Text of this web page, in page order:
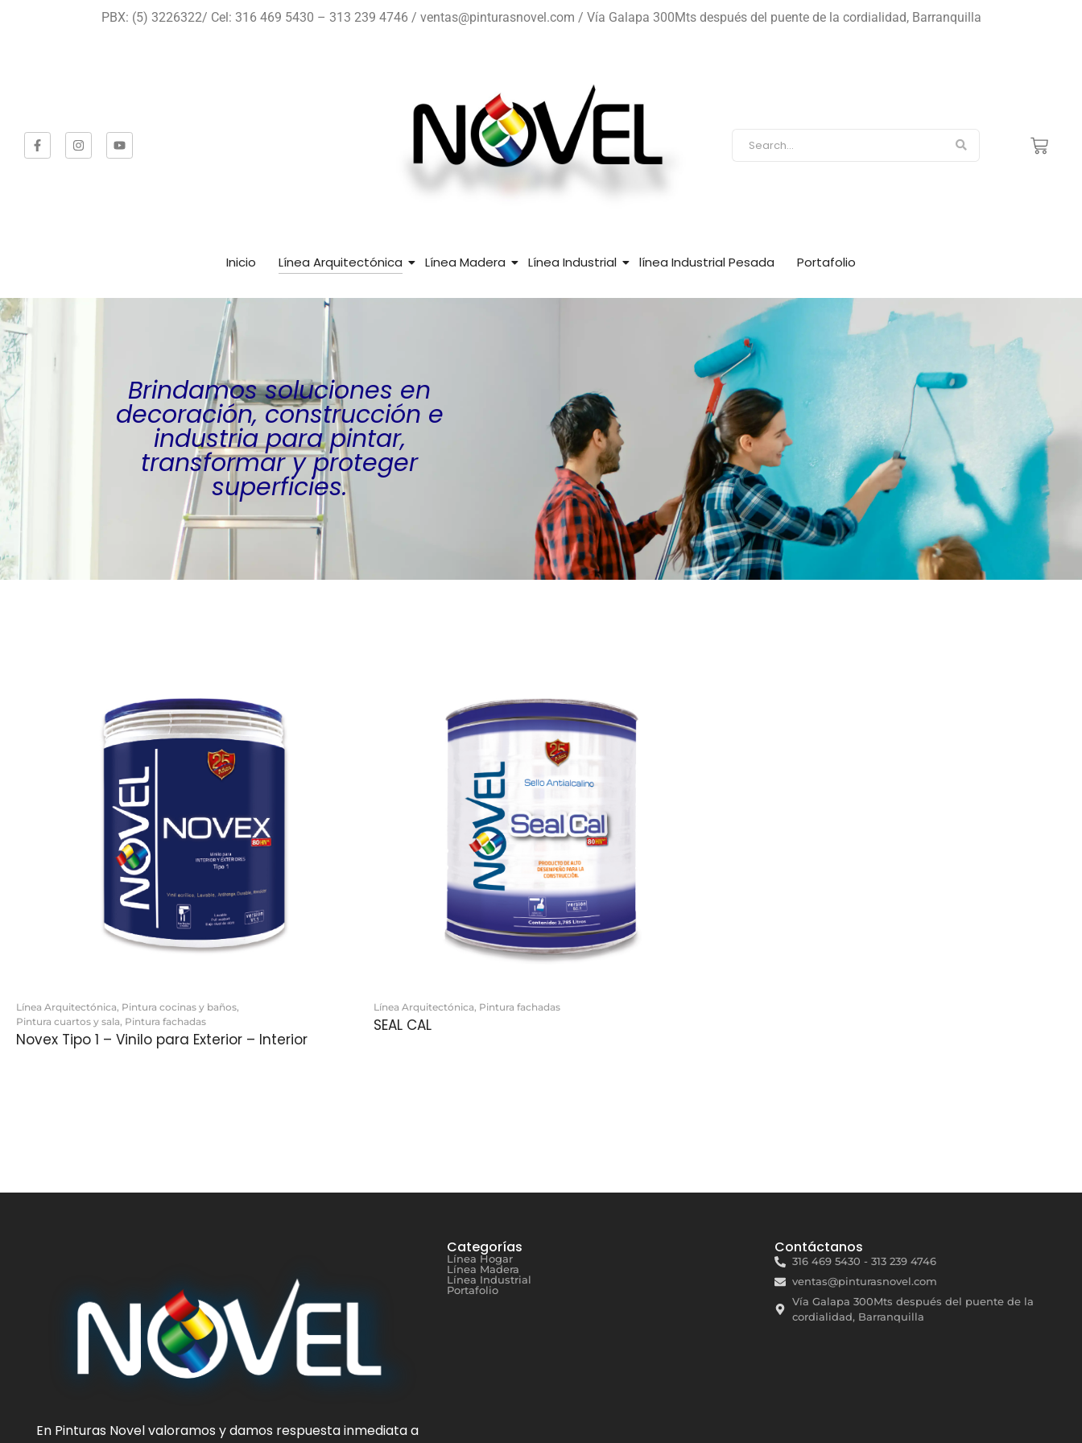
PBX: (5) 3226322/ Cel: 316 469 5430 – 313 239 4746 / ventas@pinturasnovel.com / Vía Galapa 300Mts después del puente de la cordialidad, Barranquilla
Inicio Línea Arquitectónica Línea Madera Línea Industrial línea Industrial Pesada Portafolio
Brindamos soluciones en
decoración, construcción e
industria para pintar,
transformar y proteger
superficies.
Línea Arquitectónica, Pintura cocinas y baños,
Pintura cuartos y sala, Pintura fachadas
Novex Tipo 1 – Vinilo para Exterior – Interior
Línea Arquitectónica, Pintura fachadas
SEAL CAL
En Pinturas Novelvaloramos y damos respuesta inmediata a
Categorías
Línea Hogar
Línea Madera
Línea Industrial
Portafolio
Contáctanos
316 469 5430 - 313 239 4746
ventas@pinturasnovel.com
Vía Galapa 300Mts después del puente de la
cordialidad, Barranquilla